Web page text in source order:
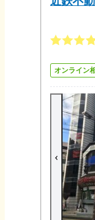
オンライン